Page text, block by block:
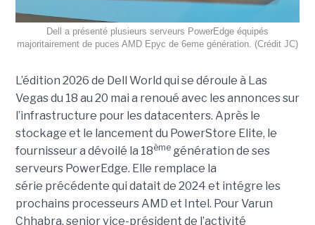
Dell a présenté plusieurs serveurs PowerEdge équipés
majoritairement de puces AMD Epyc de 6eme génération. (Crédit JC)
L’édition 2026 de Dell World qui se déroule à Las
Vegas du 18 au 20 mai a renoué avec les annonces sur
l’infrastructure pour les datacenters. Après le
stockage et le lancement du PowerStore Elite, le
fournisseur a dévoilé la 18èmegénération de ses
serveurs PowerEdge. Elle remplace la
série précédente qui datait de 2024 et intégre les
prochains processeurs AMD et Intel. Pour Varun
Chhabra, senior vice-président de l’activité